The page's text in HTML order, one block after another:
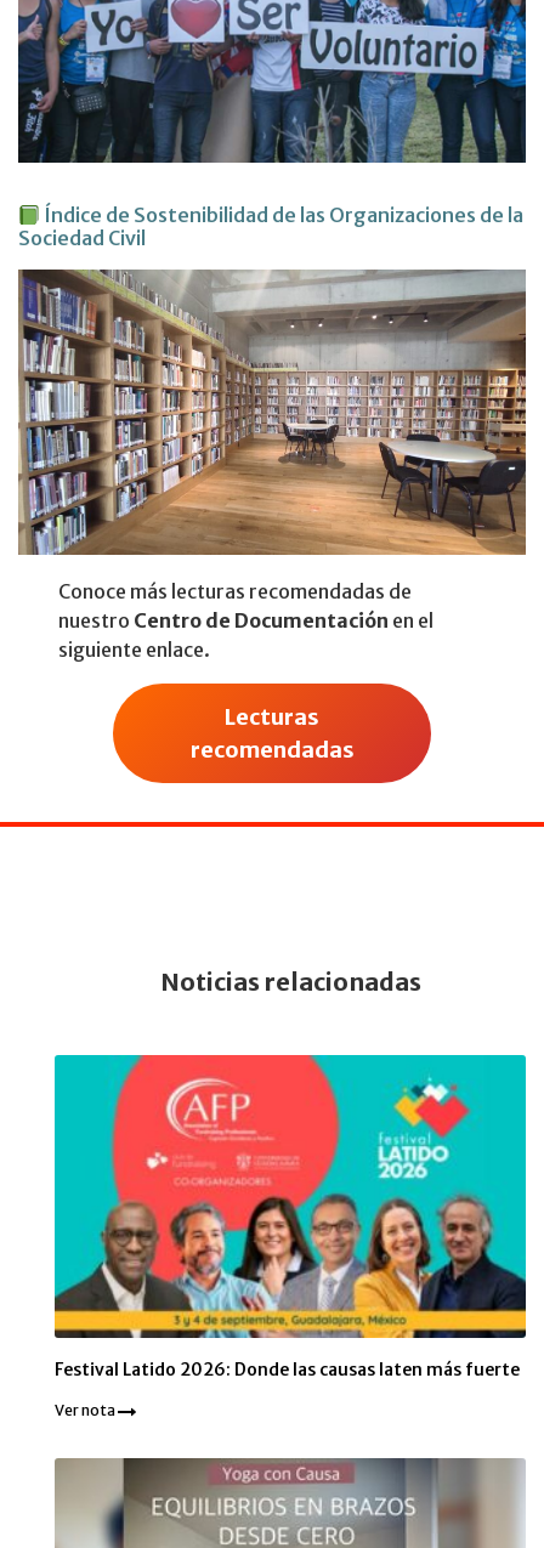
Índice de Sostenibilidad de las Organizaciones de la
Sociedad Civil
Conoce más lecturas recomendadas de
nuestro Centro de Documentación en el
siguiente enlace.
Lecturas
recomendadas
Noticias relacionadas
Festival Latido 2026: Donde las causas laten más fuerte
Ver nota